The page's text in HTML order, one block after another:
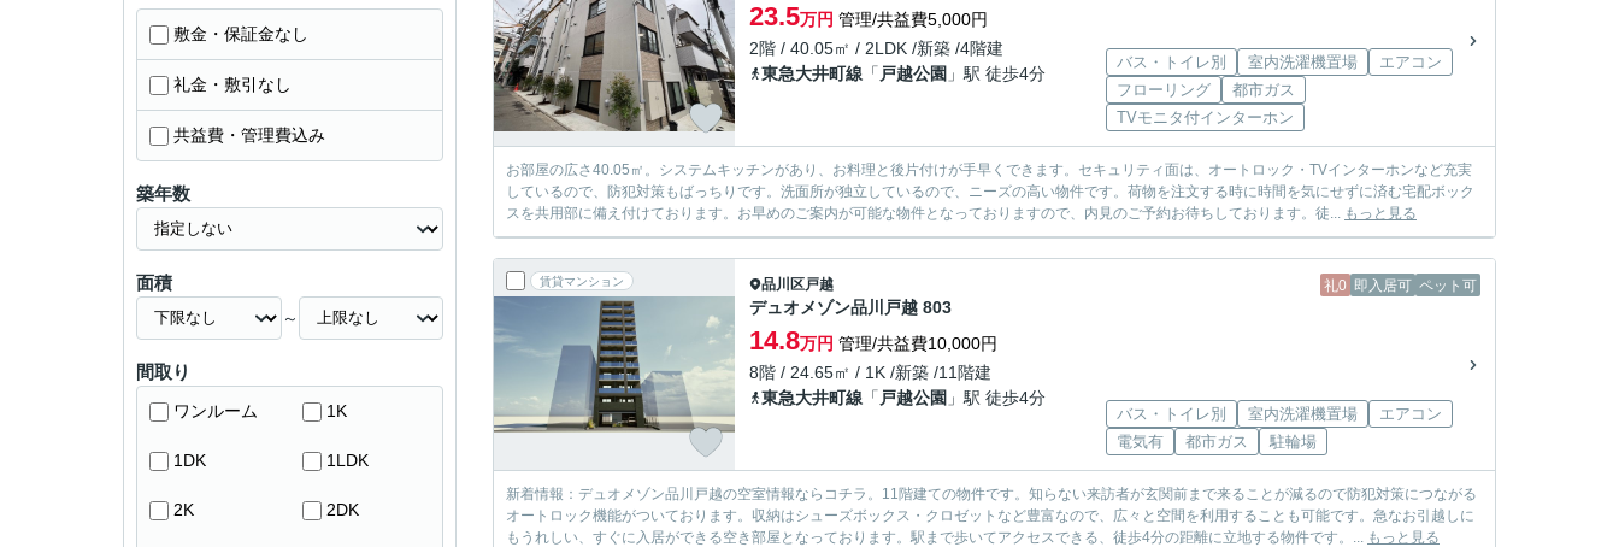
23.5万円 管理/共益費5,000円
2階 / 40.05㎡ / 2LDK /新築 /4階建
東急大井町線 「 戸越公園 」駅 徒歩4分
バス・トイレ別 室内洗濯機置場
エアコン
フローリング
都市ガス
TVモニタ付インターホン
お部屋の広さ40.05㎡。システムキッチンがあり、お料理と後片付けが手早くできます。セキュリティ面は、オートロック・TVインターホンなど充実
しているので、防犯対策もばっちりです。洗面所が独立しているので、ニーズの高い物件です。荷物を注文する時に時間を気にせずに済む宅配ボック
スを共用部に備え付けております。お早めのご案内が可能な物件となっておりますので、内見のご予約お待ちしております。徒... もっと見る
賃貸マンション 礼0 即入居可 ペット可
品川区戸越
デュオメゾン品川戸越 803
14.8万円 管理/共益費10,000円
8階 / 24.65㎡ / 1K /新築 /11階建
東急大井町線 「 戸越公園 」駅 徒歩4分
バス・トイレ別 室内洗濯機置場
エアコン
電気有
都市ガス 駐輪場
新着情報：デュオメゾン品川戸越の空室情報ならコチラ。11階建ての物件です。知らない来訪者が玄関前まで来ることが減るので防犯対策につながる
オートロック機能がついております。収納はシューズボックス・クロゼットなど豊富なので、広々と空間を利用することも可能です。急なお引越しに
もうれしい、すぐに入居ができる空き部屋となっております。駅まで歩いてアクセスできる、徒歩4分の距離に立地する物件です。... もっと見る
敷金・保証金なし
礼金・敷引なし
共益費・管理費込み
築年数
面積
～
間取り
ワンルーム 1K
1DK 1LDK
2K 2DK